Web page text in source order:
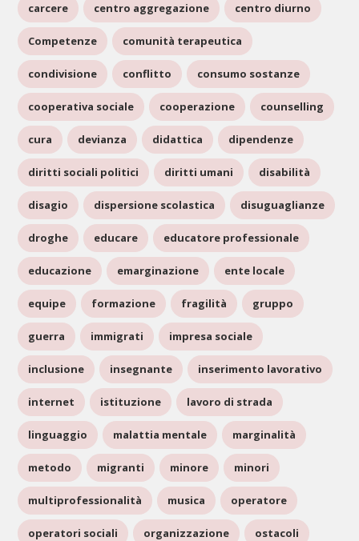
carcere centro aggregazione centro diurno
Competenze comunità terapeutica
condivisione conflitto consumo sostanze
cooperativa sociale cooperazione counselling
cura devianza didattica dipendenze
diritti sociali politici diritti umani disabilità
disagio dispersione scolastica disuguaglianze
droghe educare educatore professionale
educazione emarginazione ente locale
equipe formazione fragilità gruppo
guerra immigrati impresa sociale
inclusione insegnante inserimento lavorativo
internet istituzione lavoro di strada
linguaggio malattia mentale marginalità
metodo migranti minore minori
multiprofessionalità musica operatore
operatori sociali organizzazione ostacoli